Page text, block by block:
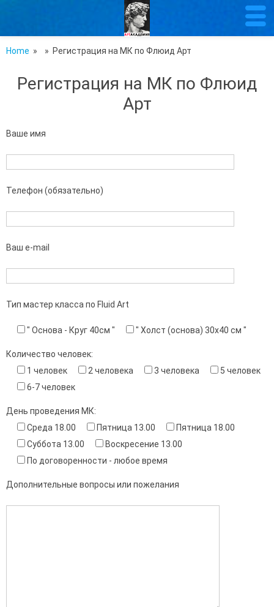
Home » » Регистрация на МК по Флюид Арт
Регистрация на МК по Флюид
Арт
Ваше имя
Телефон (обязательно)
Ваш e-mail
Тип мастер класса по Fluid Art
" Основа - Круг 40см " " Холст (основа) 30х40 см "
Количество человек:
1 человек
2 человека 3 человека
5 человек
6-7 человек
День проведения МК:
Среда 18.00
Пятница 13.00
Пятница 18.00
Суббота 13.00
Воскресение 13.00
По договоренности - любое время
Дополнительные вопросы или пожелания